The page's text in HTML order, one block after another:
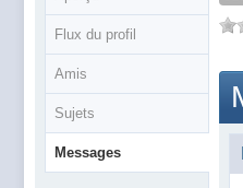
Flux du profil
Amis
Sujets
Messages